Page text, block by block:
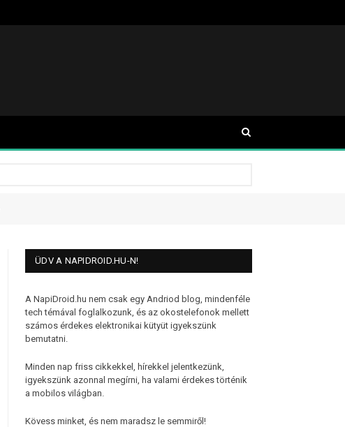
ÜDV A NAPIDROID.HU-N!
A NapiDroid.hu nem csak egy Andriod blog, mindenféle
tech témával foglalkozunk, és az okostelefonok mellett
számos érdekes elektronikai kütyüt igyekszünk
bemutatni.
Minden nap friss cikkekkel, hírekkel jelentkezünk,
igyekszünk azonnal megírni, ha valami érdekes történik
a mobilos világban.
Kövess minket, és nem maradsz le semmiről!